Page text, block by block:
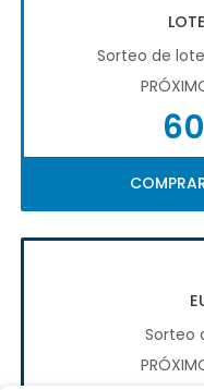
Sorteo de
Sorteo